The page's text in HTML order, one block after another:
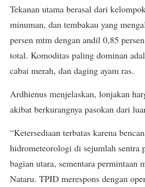
Tekanan utama berasal dari
minuman, dan tembakau yang
persen mtm dengan andil 0,85
total. Komoditas paling dominan
cabai merah, dan daging ayam ras.
Ardhienus menjelaskan, lonjakan
akibat berkurangnya pasokan dari
“Ketersediaan terbatas karena
hidrometeorologi di sejumlah sentra
bagian utara, sementara permintaan
Nataru. TPID merespons dengan